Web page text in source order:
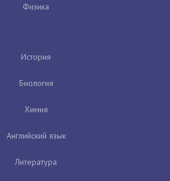
Физика
История
Биология
Химия
Английский язык
Литература